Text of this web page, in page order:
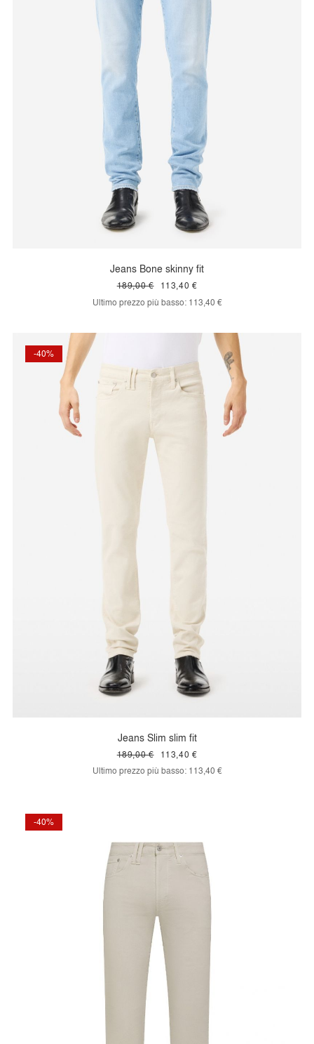
Jeans Bone skinny fit
113,40 €
189,00 €
Ultimo prezzo più basso: 113,40 €
-40%
Jeans Slim slim fit
113,40 €
189,00 €
Ultimo prezzo più basso: 113,40 €
-40%